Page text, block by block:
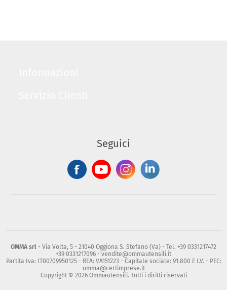
Seguici
OMMA srl - Via Volta, 5 - 21040 Oggiona S. Stefano (Va) - Tel. +39 0331217472
+39 0331217096 - vendite@ommautensili.it
Partita Iva: IT00709950125 - REA: VA151223 - Capitale sociale: 91.800 E I.V. - PEC:
omma@certimprese.it
Copyright © 2026 Ommautensili. Tutti i diritti riservati